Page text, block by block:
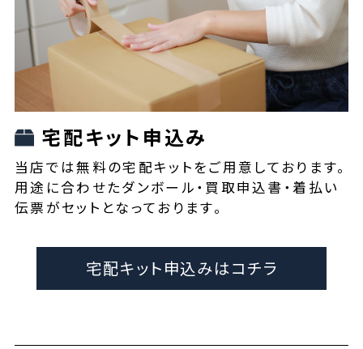
宅配キット申込み
当店では無料の宅配キットをご用意しております。
用途に合わせたダンボール・買取申込書・着払い
伝票がセットとなっております。
宅配キット申込みはコチラ